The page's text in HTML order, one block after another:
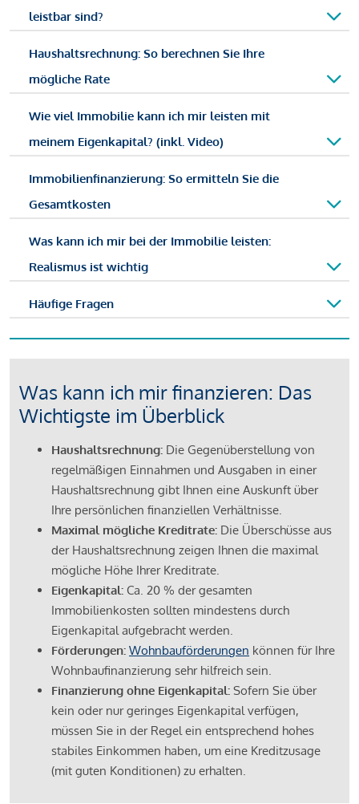
leistbar sind?
Haushaltsrechnung: So berechnen Sie Ihre
mögliche Rate
Wie viel Immobilie kann ich mir leisten mit
meinem Eigenkapital? (inkl. Video)
Immobilienfinanzierung: So ermitteln Sie die
Gesamtkosten
Was kann ich mir bei der Immobilie leisten:
Realismus ist wichtig
Häufige Fragen
Was kann ich mir finanzieren: Das
Wichtigste im Überblick
Haushaltsrechnung: Die Gegenüberstellung von
regelmäßigen Einnahmen und Ausgaben in einer
Haushaltsrechnung gibt Ihnen eine Auskunft über
Ihre persönlichen finanziellen Verhältnisse.
Maximal mögliche Kreditrate: Die Überschüsse aus
der Haushaltsrechnung zeigen Ihnen die maximal
mögliche Höhe Ihrer Kreditrate.
Eigenkapital: Ca. 20 % der gesamten
Immobilienkosten sollten mindestens durch
Eigenkapital aufgebracht werden.
Förderungen: Wohnbauförderungen können für Ihre
Wohnbaufinanzierung sehr hilfreich sein.
Finanzierung ohne Eigenkapital: Sofern Sie über
kein oder nur geringes Eigenkapital verfügen,
müssen Sie in der Regel ein entsprechend hohes
stabiles Einkommen haben, um eine Kreditzusage
(mit guten Konditionen) zu erhalten.